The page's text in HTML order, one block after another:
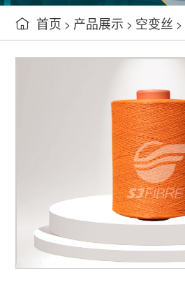
 首页 > 产品展示 > 空变丝 >